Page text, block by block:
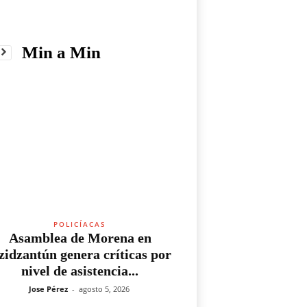
Min a Min
POLICÍACAS
Asamblea de Morena en
genera críticas por
nivel de asistencia...
Jose Pérez - agosto 5, 2026